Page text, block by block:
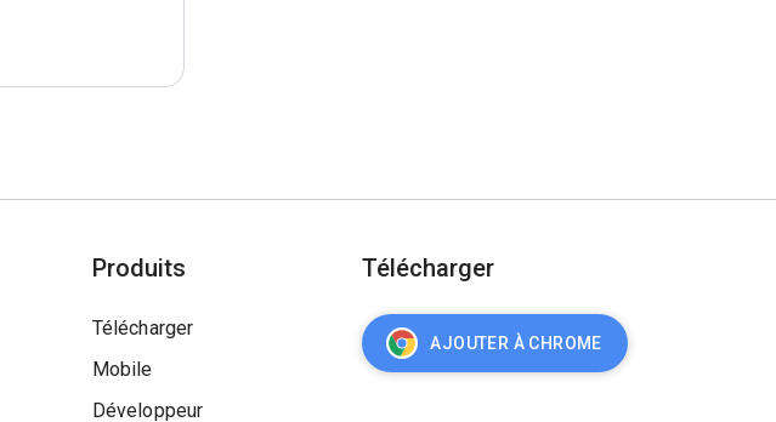
Produits
Télécharger
Mobile
Développeur
Télécharger
AJOUTER À CHROME